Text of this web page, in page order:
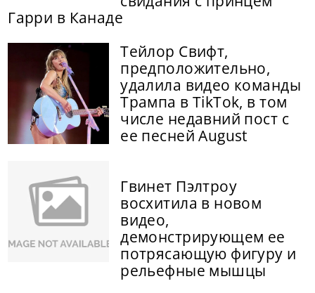
Гарри в Канаде
Тейлор Свифт,
предположительно,
удалила видео команды
Трампа в TikTok, в том
числе недавний пост с
ее песней August
Гвинет Пэлтроу
восхитила в новом
видео,
демонстрирующем ее
потрясающую фигуру и
рельефные мышцы